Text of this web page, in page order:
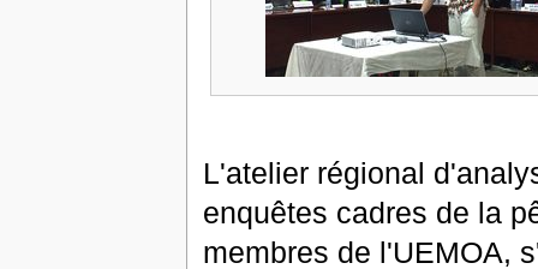
L'atelier régional
enquêtes cadres de la
membres de l'UEMOA,